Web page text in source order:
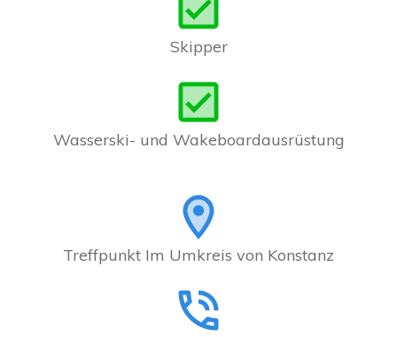
Skipper
Wasserski- und Wakeboardausrüstung
Treffpunkt Im Umkreis von Konstanz